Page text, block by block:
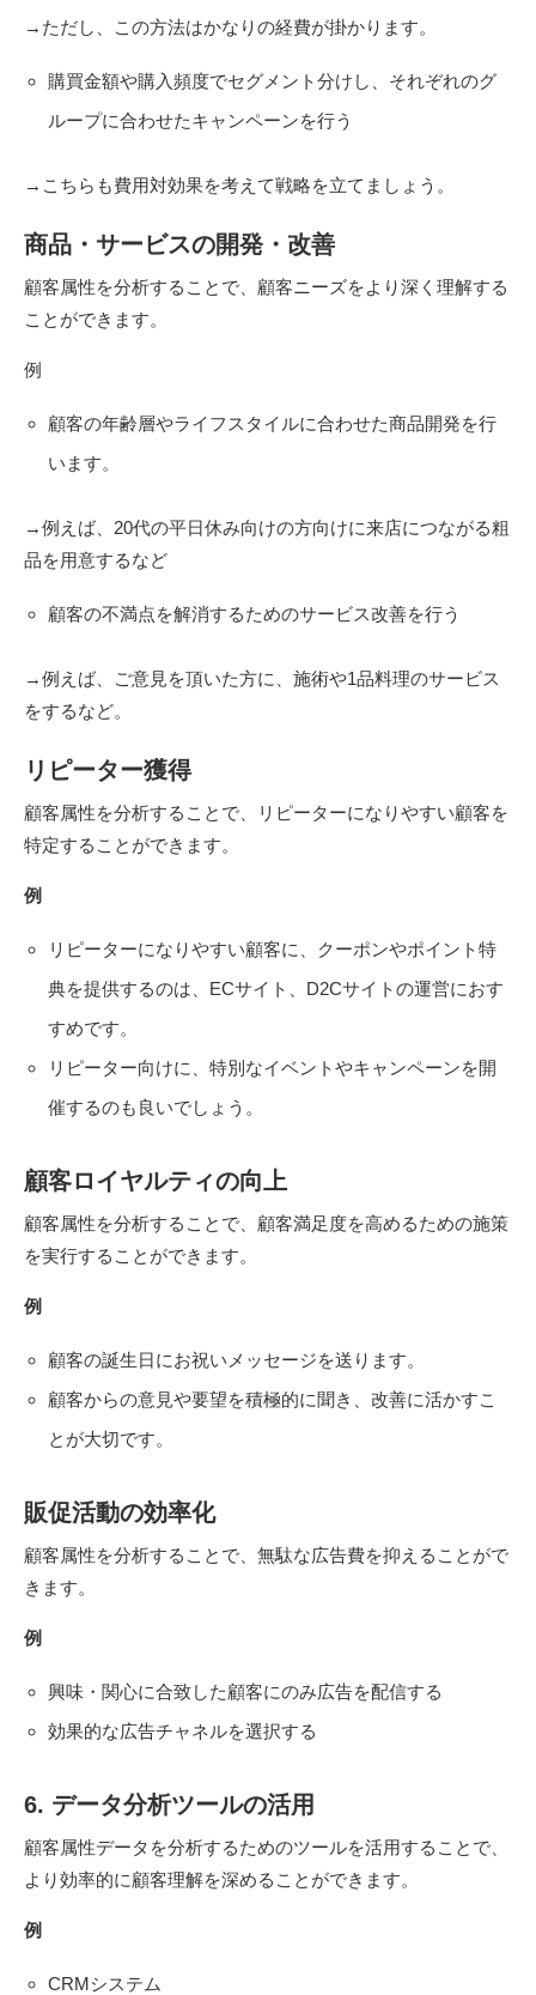
→ただし、この方法はかなりの経費が掛かります。
購買金額や購入頻度でセグメント分けし、それぞれのグ
ループに合わせたキャンペーンを行う
→こちらも費用対効果を考えて戦略を立てましょう。
商品・サービスの開発・改善
顧客属性を分析することで、顧客ニーズをより深く理解する
ことができます。
例
顧客の年齢層やライフスタイルに合わせた商品開発を行
います。
→例えば、20代の平日休み向けの方向けに来店につながる粗
品を用意するなど
顧客の不満点を解消するためのサービス改善を行う
→例えば、ご意見を頂いた方に、施術や1品料理のサービス
をするなど。
リピーター獲得
顧客属性を分析することで、リピーターになりやすい顧客を
特定することができます。
例
リピーターになりやすい顧客に、クーポンやポイント特
典を提供するのは、ECサイト、D2Cサイトの運営におす
すめです。
リピーター向けに、特別なイベントやキャンペーンを開
催するのも良いでしょう。
顧客ロイヤルティの向上
顧客属性を分析することで、顧客満足度を高めるための施策
を実行することができます。
例
顧客の誕生日にお祝いメッセージを送ります。
顧客からの意見や要望を積極的に聞き、改善に活かすこ
とが大切です。
販促活動の効率化
顧客属性を分析することで、無駄な広告費を抑えることがで
きます。
例
興味・関心に合致した顧客にのみ広告を配信する
効果的な広告チャネルを選択する
6. データ分析ツールの活用
顧客属性データを分析するためのツールを活用することで、
より効率的に顧客理解を深めることができます。
例
CRMシステム